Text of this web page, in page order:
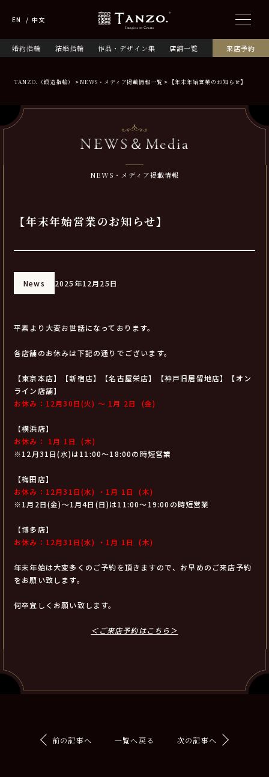
婚約指輪 結婚指輪 作品・デザイン集 店舗一覧 来店予約
EN 中文
TANZO.（鍛造指輪） NEWS・メディア掲載情報一覧 【年末年始営業のお知らせ】
NEWS＆Media
NEWS・メディア掲載情報
【年末年始営業のお知らせ】
News 2025年12月25日
平素より大変お世話になっております。
各店舗のお休みは下記の通りでございます。
【東京本店】【新宿店】【名古屋栄店】【神戸旧居留地店】【オン
ライン店舗】
お休み：12月30日(火) ～ 1月 2日 (金)
【横浜店】
お休み： 1月 1日 (木)
※12月31日(水)は11:00～18:00の時短営業
【梅田店】
お休み：12月31日(水) ・ 1月 1日 (木)
※1月2日(金)～1月4日(日)は11:00～19:00の時短営業
【博多店】
お休み：12月31日(水) ・ 1月 1日 (木)
年末年始は大変多くのご予約を頂きますので、お早めのご来店予約
をお願い致します。
何卒宜しくお願い致します。
＜ご来店予約はこちら＞
前の記事へ 一覧へ戻る 次の記事へ